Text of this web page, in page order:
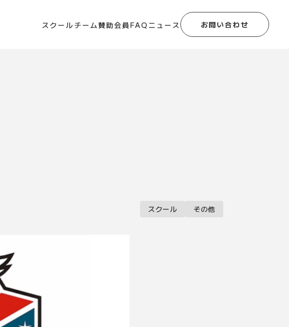
スクールチーム賛助会員 FAQ ニュース お問い合わせ
スクール その他